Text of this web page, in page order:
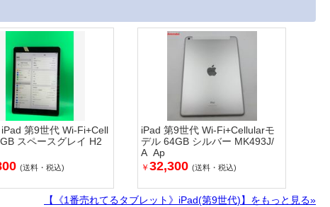
第9世代 Wi-Fi+Cell
スペースグレイ H2
(送料・税込)
iPad 第9世代 Wi-Fi+Cellularモ
デル 64GB シルバー MK493J/
A Ap
￥32,300(送料・税込)
【《1番売れてるタブレット》iPad(第9世代)】をもっと見る»